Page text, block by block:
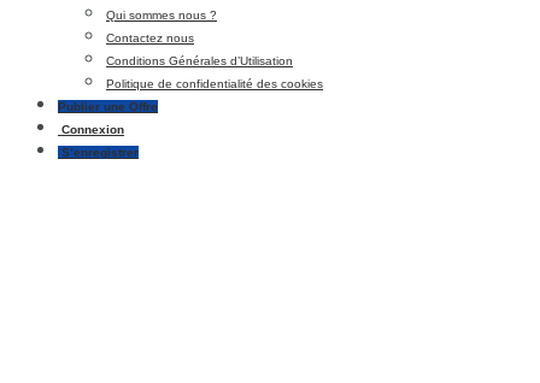
Qui sommes nous ?
Contactez nous
Conditions Générales d’Utilisation
Politique de confidentialité des cookies
Publier une Offre
Connexion
S’enregistrer